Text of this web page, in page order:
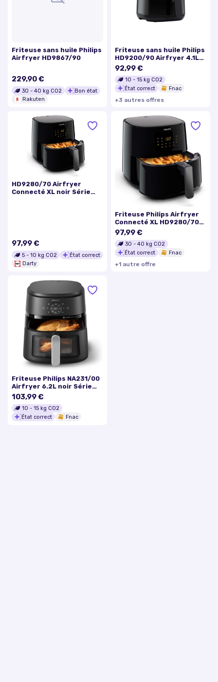
Friteuse sans huile Philips
Airfryer HD9867/90
229,90 €
30 - 40 kg CO2
Bon état
Rakuten
Friteuse sans huile Philips
HD9200/90 Airfryer 4.1L
connecté Noir
92,99 €
10 - 15 kg CO2
État correct
Fnac
+3 autres offres
HD9280/70 Airfryer
Connecté XL noir Série
97,99 €
5 - 10 kg CO2
État correct
Darty
Friteuse Philips Airfryer
Connecté XL HD9280/70
Série 5000 Noir
97,99 €
30 - 40 kg CO2
État correct
Fnac
+1 autre offre
Friteuse Philips NA231/00
Airfryer 6.2L noir Série
2000
103,99 €
10 - 15 kg CO2
État correct
Fnac